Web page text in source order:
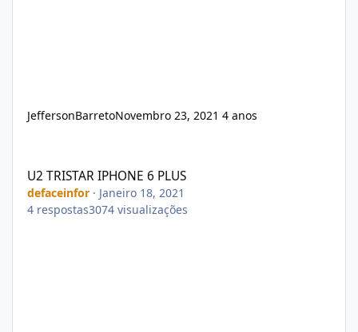
JeffersonBarretoNovembro 23, 20214 anos
U2 TRISTAR IPHONE 6 PLUS
defaceinfor · Janeiro 18, 2021
4 respostas3074 visualizações